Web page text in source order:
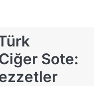
Sote: